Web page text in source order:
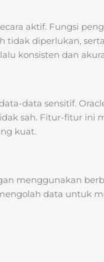
aktif. Fungsi
tidak diperlukan,
konsisten dan
data sensitif.
sah. Fitur-fitur ini
kuat.
menggunakan
data untuk